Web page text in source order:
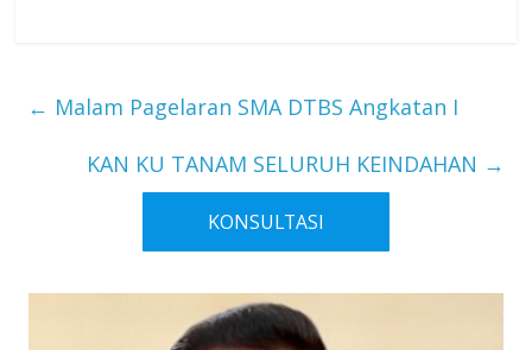
← Malam Pagelaran SMA DTBS Angkatan I
KAN KU TANAM SELURUH KEINDAHAN →
KONSULTASI